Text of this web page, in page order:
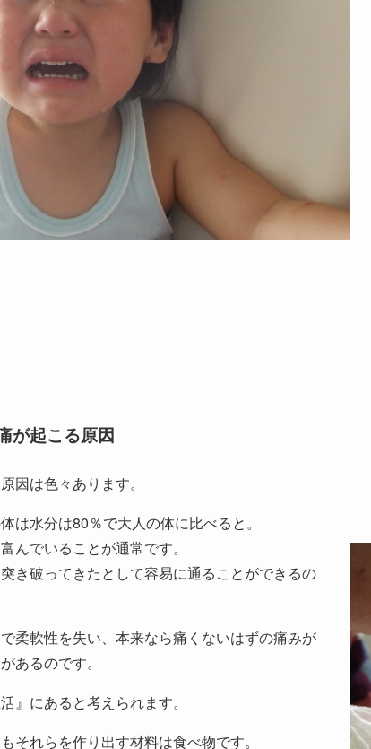
が起こる原因
因は色々あります。
は水分は80％で大人の体に比べると。
んでいることが通常です。
き破ってきたとして容易に通ることができるの
柔軟性を失い、本来なら痛くないはずの痛みが
あるのです。
』にあると考えられます。
それらを作り出す材料は食べ物です。